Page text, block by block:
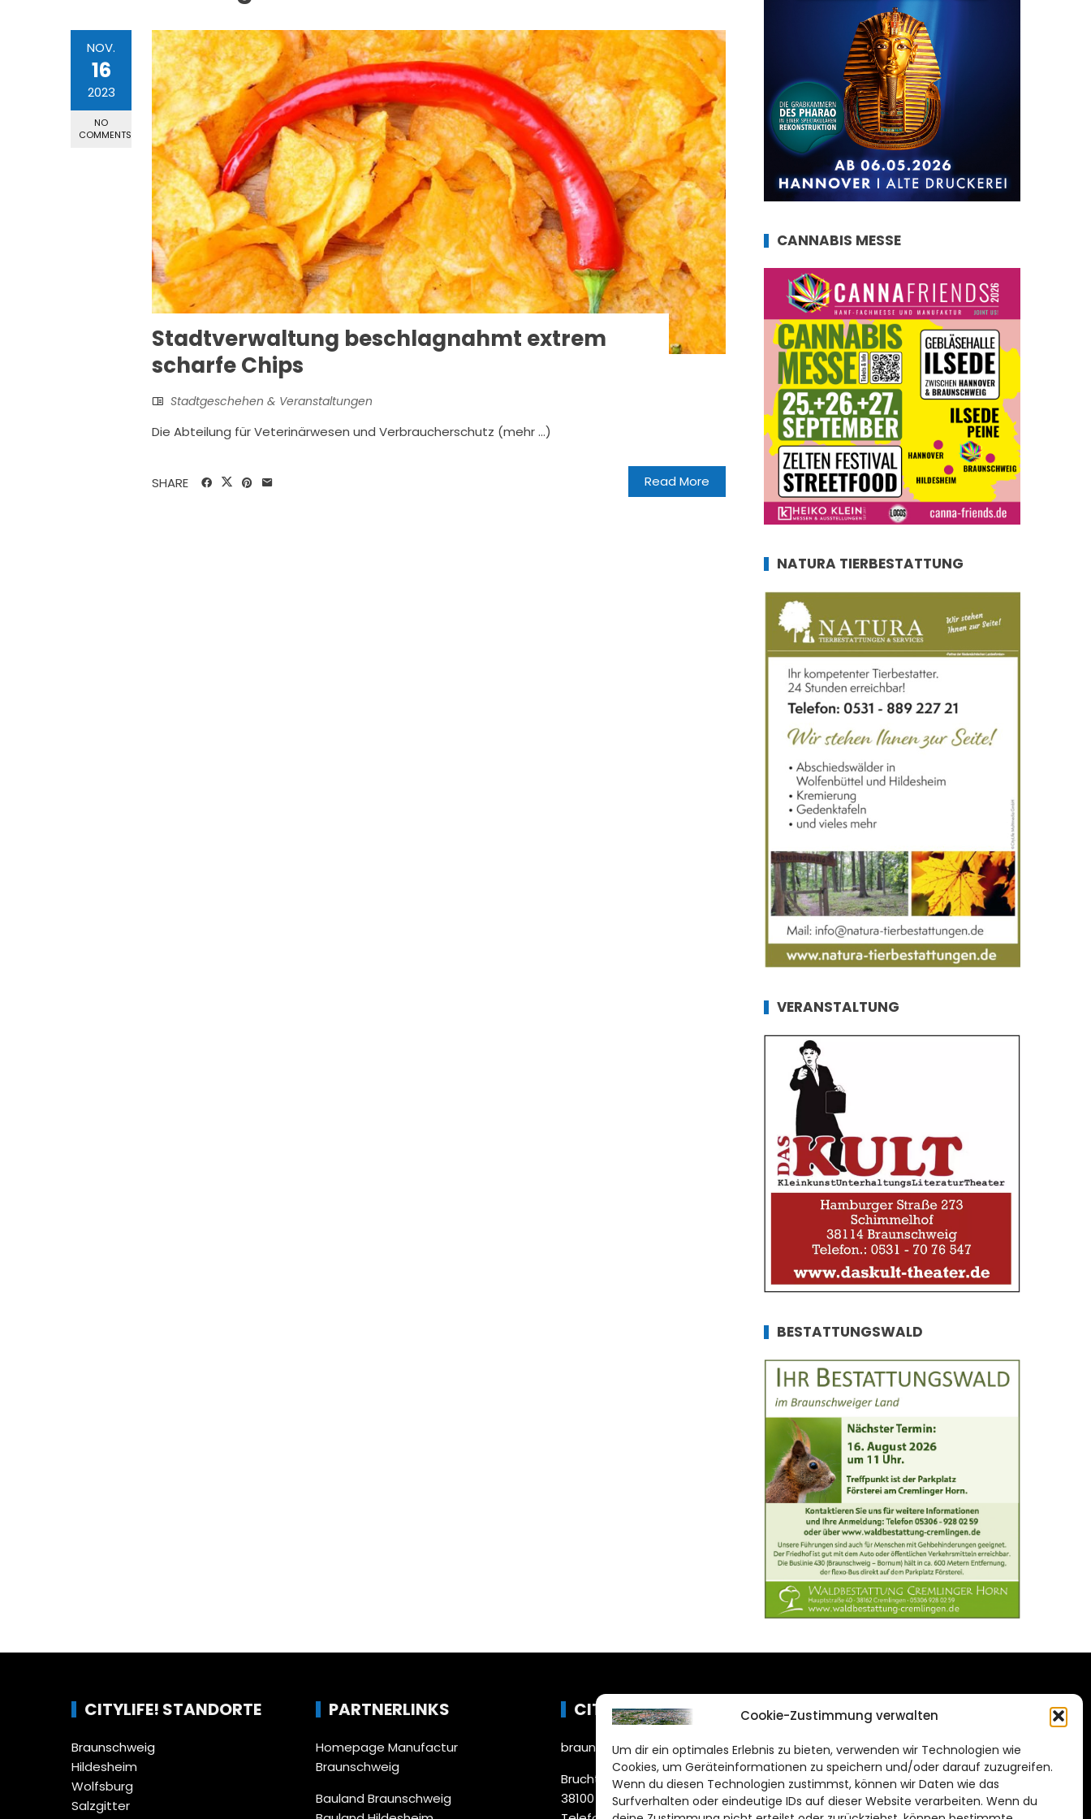
Cookie-Zustimmung verwalten
Um dir ein optimales Erlebnis zu bieten, verwenden wir Technologien wie
Cookies, um Geräteinformationen zu speichern und/oder darauf zuzugreifen.
Wenn du diesen Technologien zustimmst, können wir Daten wie das
Surfverhalten oder eindeutige IDs auf dieser Website verarbeiten. Wenn du
NOV.
16
2023
NO
COMMENTS
Stadtverwaltung beschlagnahmt extrem
scharfe Chips
Stadtgeschehen & Veranstaltungen
Die Abteilung für Veterinärwesen und Verbraucherschutz (mehr …)
Read More
SHARE
CANNABIS MESSE
NATURA TIERBESTATTUNG
VERANSTALTUNG
BESTATTUNGSWALD
CITYLIFE! STANDORTE
Braunschweig
Hildesheim
Wolfsburg
Salzgitter
PARTNERLINKS
Homepage Manufactur
Braunschweig
Bauland Braunschweig
CITYLIFE!
braunschweig@citylifemedien.de
Bruchtorwall 12
38100 Braunschweig
DAS STADTMAGAZIN
FÜR BRAUNSCHWEIG
Impressum
Datenschutzerklärung
Cookie Richtlinie